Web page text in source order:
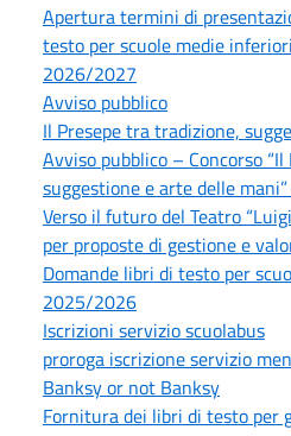
Apertura termini di
testo per scuole medie
2026/2027
Avviso pubblico
Il Presepe tra tradizione,
Avviso pubblico – Concorso
suggestione e arte delle
Verso il futuro del Teatro
per proposte di gestione e
Domande libri di testo per
2025/2026
Iscrizioni servizio scuolabus
proroga iscrizione servizio
Banksy or not Banksy
Fornitura dei libri di testo per